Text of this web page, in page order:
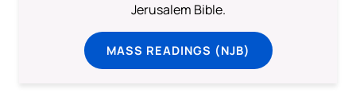
Jerusalem Bible.
MASS READINGS (NJB)